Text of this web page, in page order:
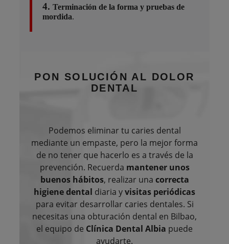
4. Terminación de la forma y pruebas de
mordida.
PON SOLUCIÓN AL DOLOR
DENTAL
Podemos eliminar tu caries dental
mediante un empaste, pero la mejor forma
de no tener que hacerlo es a través de la
prevención. Recuerda mantener unos
buenos hábitos, realizar una correcta
higiene dental diaria yvisitas periódicas
para evitar desarrollar caries dentales. Si
necesitas una obturación dental en Bilbao,
el equipo de Clínica Dental Albia puede
ayudarte.